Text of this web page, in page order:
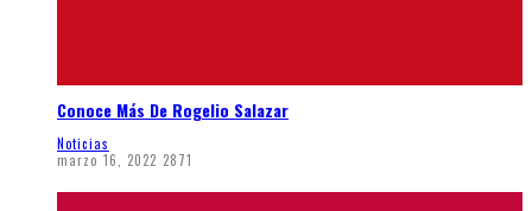
Conoce Más De Rogelio Salazar
Noticias
marzo 16, 2022 2871